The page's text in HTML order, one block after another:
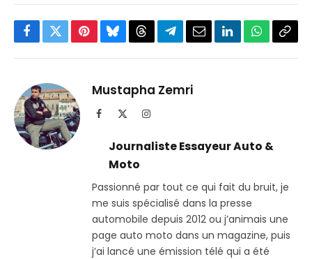
Facebook
TwitterPinterestBlueskyThreadsPartager
Telegram
EmailLinkedInWhatsApp
Mustapha Zemri
Facebook Instagram
Journaliste Essayeur Auto &
Moto
Passionné par tout ce qui fait du bruit, je
me suis spécialisé dans la presse
automobile depuis 2012 ou j’animais une
page auto moto dans un magazine, puis
j’ai lancé une émission télé qui a été